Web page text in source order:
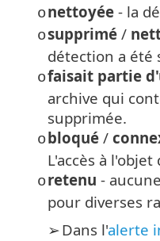
onettoyée - la
osupprimé /
détection a été
ofaisait partie
archive qui
supprimée.
obloqué /
L'accès à
oretenu -
pour diverses
➢Dans l'alerte